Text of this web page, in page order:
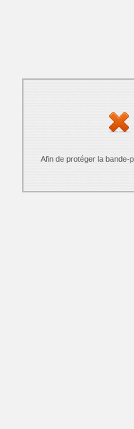
Afin de protéger la bande-